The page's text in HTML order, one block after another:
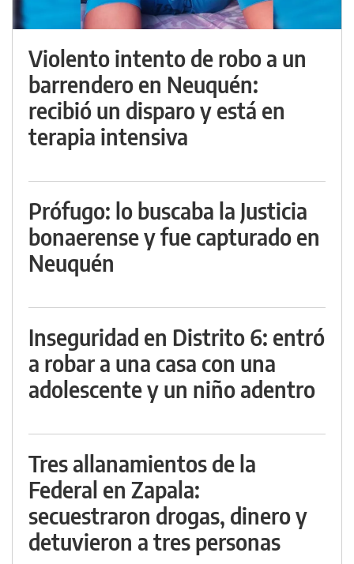
Violento intento de robo a un
barrendero en Neuquén:
recibió un disparo y está en
terapia intensiva
Prófugo: lo buscaba la Justicia
bonaerense y fue capturado en
Neuquén
Inseguridad en Distrito 6: entró
a robar a una casa con una
adolescente y un niño adentro
Tres allanamientos de la
Federal en Zapala:
secuestraron drogas, dinero y
detuvieron a tres personas